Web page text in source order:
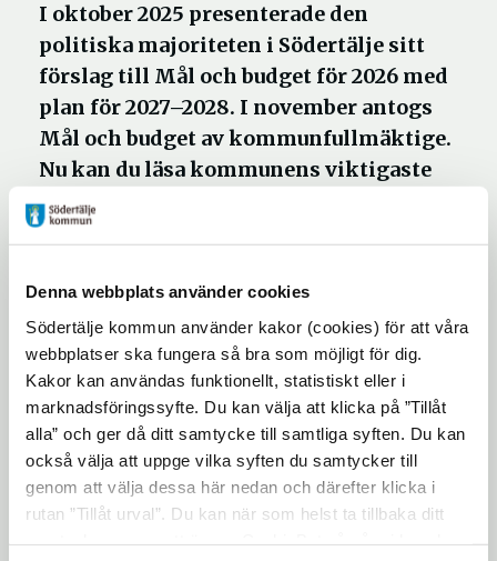
Denna webbplats använder cookies
Södertälje kommun använder kakor (cookies) för att våra
webbplatser ska fungera så bra som möjligt för dig.
Kakor kan användas funktionellt, statistiskt eller i
marknadsföringssyfte. Du kan välja att klicka på ”Tillåt
alla” och ger då ditt samtycke till samtliga syften. Du kan
också välja att uppge vilka syften du samtycker till
genom att välja dessa här nedan och därefter klicka i
rutan ”Tillåt urval”. Du kan när som helst ta tillbaka ditt
I oktober 2025 presenterade den
politiska majoriteten i Södertälje sitt
förslag till Mål och budget för 2026 med
plan för 2027–2028. I november antogs
Mål och budget av kommunfullmäktige.
Nu kan du läsa kommunens viktigaste
styrdokument med bilagor på
sodertalje.se.
Mål och budget 2026–2028 tar upp hur
Södertälje ska utvecklas och växa på ett
hållbart sätt, om hur kommunen fördelar
skattepengar, intäkter och statsbidrag samt
om kommunfullmäktiges utvecklingsmål.
Även de politiska nämndernas inriktning
och uppföljning tas upp här.